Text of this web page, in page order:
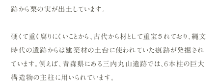
跡から栗の実が出土しています。
硬くて重く腐りにくいことから、古代から材として重宝されており、縄文
時代の遺跡からは建築材の土台に使われていた痕跡が発掘され
ています。例えば、青森県にある三内丸山遺跡では、６本柱の巨大
構造物の主柱に用いられています。